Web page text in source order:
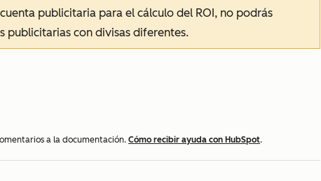
publicitaria para el cálculo del ROI, no podrás
publicitarias con divisas diferentes.
a la documentación. Cómo recibir ayuda con HubSpot.